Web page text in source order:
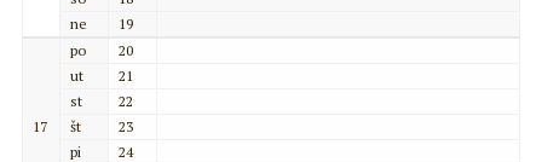
ne
19
17
po
20
ut
21
st
22
št
23
pi
24